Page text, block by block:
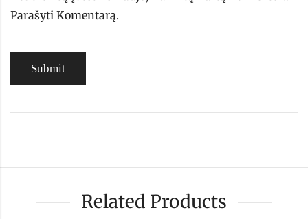
Parašyti Komentarą.
Related Products